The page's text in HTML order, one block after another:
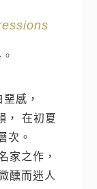
感，
， 在初夏
次。
家之作，
醺而迷人